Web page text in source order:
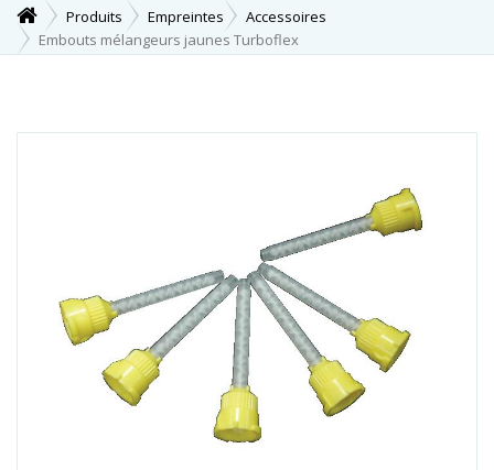
Produits Empreintes
Accessoires
Embouts mélangeurs jaunes Turboflex